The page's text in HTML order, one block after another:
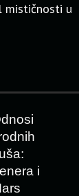
mističnosti u
i